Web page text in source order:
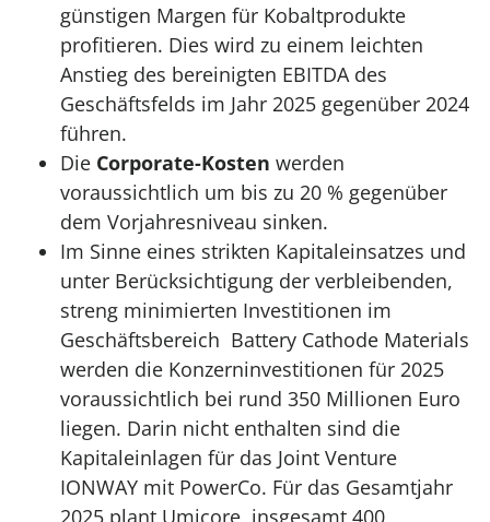
günstigen Margen für Kobaltprodukte
profitieren. Dies wird zu einem leichten
Anstieg des bereinigten EBITDA des
Geschäftsfelds im Jahr 2025 gegenüber 2024
führen.
Die Corporate-Kosten werden
voraussichtlich um bis zu 20 % gegenüber
dem Vorjahresniveau sinken.
Im Sinne eines strikten Kapitaleinsatzes und
unter Berücksichtigung der verbleibenden,
streng minimierten Investitionen im
Geschäftsbereich Battery Cathode Materials
werden die Konzerninvestitionen für 2025
voraussichtlich bei rund 350 Millionen Euro
liegen. Darin nicht enthalten sind die
Kapitaleinlagen für das Joint Venture
IONWAY mit PowerCo. Für das Gesamtjahr
2025 plant Umicore, insgesamt 400